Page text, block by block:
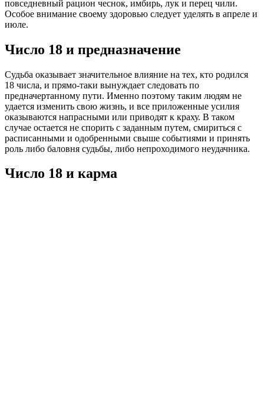
повседневный рацион чеснок, имбирь, лук и перец чили.
Особое внимание своему здоровью следует уделять в апреле и
июле.
Число 18 и предназначение
Судьба оказывает значительное влияние на тех, кто родился
18 числа, и прямо-таки вынуждает следовать по
предначертанному пути. Именно поэтому таким людям не
удается изменить свою жизнь, и все приложенные усилия
оказываются напрасными или приводят к краху. В таком
случае остается не спорить с заданным путем, смириться с
расписанными и одобренными свыше событиями и принять
роль либо баловня судьбы, либо непроходимого неудачника.
Число 18 и карма